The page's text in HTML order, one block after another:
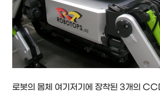
로봇의 몸체 여기저기에 장착된 3개의